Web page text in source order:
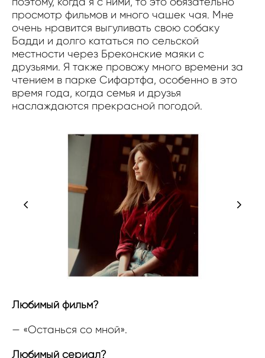
просмотр фильмов и много чашек чая. Мне
очень нравится выгуливать свою собаку
Бадди и долго кататься по сельской
местности через Бреконские маяки с
друзьями. Я также провожу много времени за
чтением в парке Сифартфа, особенно в это
время года, когда семья и друзья
наслаждаются прекрасной погодой.
Любимый фильм?
— «Останься со мной».
Любимый сериал?